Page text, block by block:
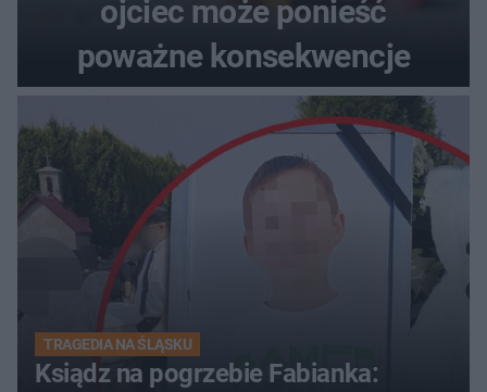
ojciec może ponieść
poważne konsekwencje
TRAGEDIA NA ŚLĄSKU
Ksiądz na pogrzebie Fabianka: